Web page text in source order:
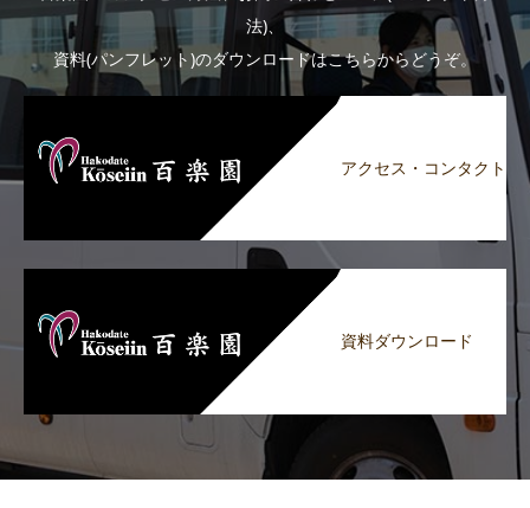
法)、
資料(パンフレット)のダウンロードはこちらからどうぞ。
アクセス・コンタクト
資料ダウンロード